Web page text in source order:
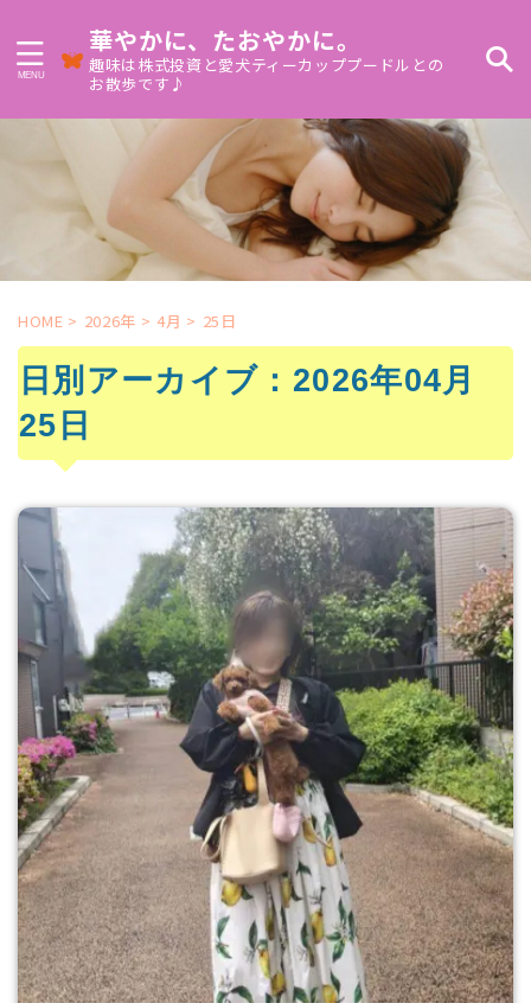
華やかに、たおやかに。
趣味は株式投資と愛犬ティーカッププードルとの
お散歩です♪
HOME > 2026年 > 4月 > 25日
日別アーカイブ：2026年04月
25日